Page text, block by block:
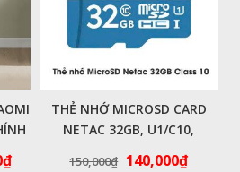
₫Giá
THẺ NHỚ MICROSD CARD
NETAC 32GB, U1/C10,
NETAC, RETAIL PACK
150,000₫ Giá
140,000₫Giá